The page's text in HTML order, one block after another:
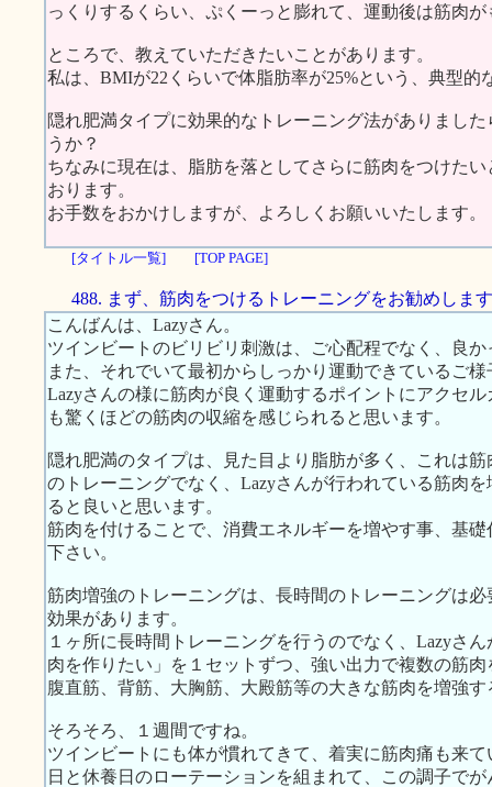
っくりするくらい、ぷくーっと膨れて、運動後は筋肉
ところで、教えていただきたいことがあります。
私は、BMIが22くらいで体脂肪率が25%という、典型
隠れ肥満タイプに効果的なトレーニング法がありまし
うか？
ちなみに現在は、脂肪を落としてさらに筋肉をつけた
おります。
お手数をおかけしますが、よろしくお願いいたします。
[タイトル一覧] [TOP PAGE]
488. まず、筋肉をつけるトレーニングをお勧めします
こんばんは、Lazyさん。
ツインビートのビリビリ刺激は、ご心配程でなく、良か
また、それでいて最初からしっかり運動できているご
Lazyさんの様に筋肉が良く運動するポイントにアクセ
も驚くほどの筋肉の収縮を感じられると思います。
隠れ肥満のタイプは、見た目より脂肪が多く、これは
のトレーニングでなく、Lazyさんが行われている筋肉
ると良いと思います。
筋肉を付けることで、消費エネルギーを増やす事、基
下さい。
筋肉増強のトレーニングは、長時間のトレーニングは
効果があります。
１ヶ所に長時間トレーニングを行うのでなく、Lazyさ
肉を作りたい」を１セットずつ、強い出力で複数の筋
腹直筋、背筋、大胸筋、大殿筋等の大きな筋肉を増強
そろそろ、１週間ですね。
ツインビートにも体が慣れてきて、着実に筋肉痛も来
日と休養日のローテーションを組まれて、この調子で